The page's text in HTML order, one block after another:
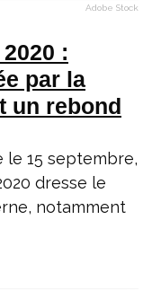
Adobe Stock
:
par la
un rebond
le 15 septembre,
dresse le
notamment